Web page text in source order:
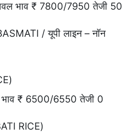
भाव ₹ 7800/7950 तेजी 50
/ यूपी लाइन – नॉन
भाव ₹ 6500/6550 तेजी 0
RICE)